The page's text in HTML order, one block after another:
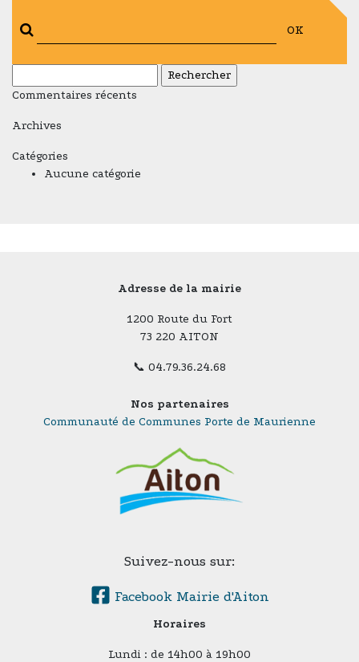
OK
Commentaires récents
Archives
Catégories
Aucune catégorie
Adresse de la mairie
1200 Route du Fort
73 220 AITON
📞 04.79.36.24.68
Nos partenaires
Communauté de Communes Porte de Maurienne
Suivez-nous sur:
Facebook Mairie d'Aiton
Horaires
Lundi : de 14h00 à 19h00